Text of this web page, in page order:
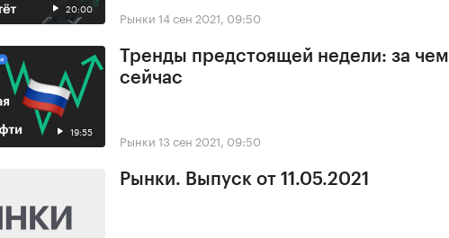
20:00 Рынки 14 сен 2021, 09:50
19:55
Тренды предстоящей недели: за
сейчас
Рынки 13 сен 2021, 09:50
Рынки. Выпуск от 11.05.2021